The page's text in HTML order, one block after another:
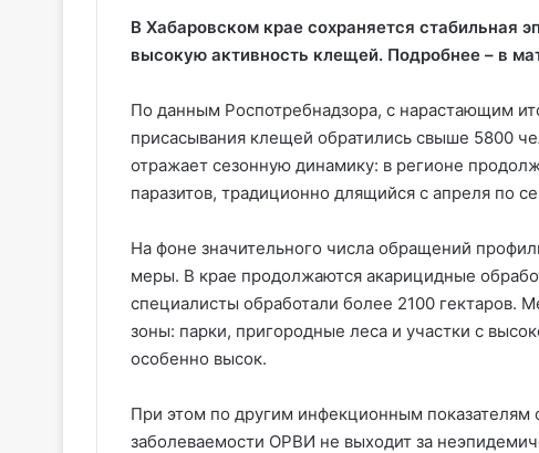
В Хабаровском крае сохраняется стабильная
высокую активность клещей. Подробнее – в
По данным Роспотребнадзора, с нарастающим
присасывания клещей обратились свыше 5800
отражает сезонную динамику: в регионе
паразитов, традиционно длящийся с апреля по
На фоне значительного числа обращений
меры. В крае продолжаются акарицидные
специалисты обработали более 2100 гектаров.
зоны: парки, пригородные леса и участки с
особенно высок.
При этом по другим инфекционным показателям
заболеваемости ОРВИ не выходит за